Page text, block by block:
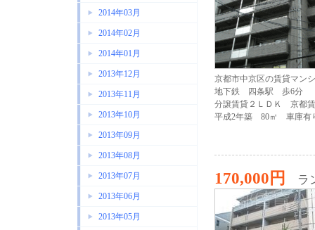
京都市中京区の賃貸マン
地下鉄 四条駅 歩6分
分譲賃貸２ＬＤＫ 京都
平成2年築 80㎡ 車庫有
170,000円 ラ
2014年03月
2014年02月
2014年01月
2013年12月
2013年11月
2013年10月
2013年09月
2013年08月
2013年07月
2013年06月
2013年05月